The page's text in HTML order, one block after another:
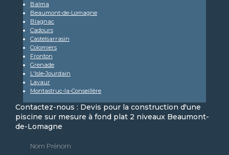
Balma
Beaumont-de-Lomagne
Blagnac
Cadours
Castelsarrasin
Colomiers
Fronton
Grenade
L'Isle-Jourdain
Lavaur
Montastruc-la-Conseillère
Contactez-nous : Devis pour la construction d'une
piscine sur mesure à fond plat 2 niveaux Beaumont-
de-Lomagne